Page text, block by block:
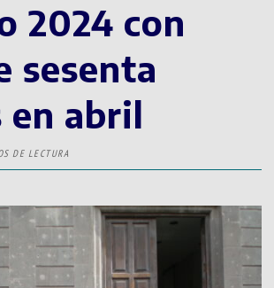
2024 con
sesenta
en abril
DE LECTURA